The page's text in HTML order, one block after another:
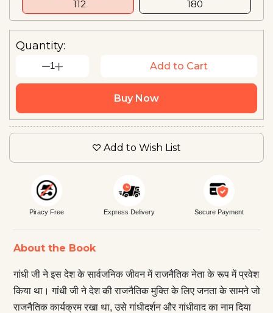
₹ 112 ₹180
Quantity:
1 Add to Cart
Buy Now
Add to Wish List
Piracy Free Express Delivery Secure Payment
About the Book
गांधी जी ने इस देश के सार्वजनिक जीवन में राजनैतिक नेता के रूप में प्रवेश
किया था। गांधी जी ने देश की राजनैतिक मुक्ति के लिए जनता के सामने जो
राजनैतिक कार्यक्रम रखा था, उसे गांधीदर्शन और गांधीवाद का नाम दिया